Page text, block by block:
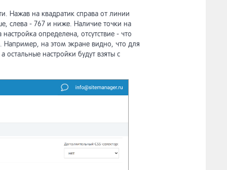
Нажав на квадратик справа от линии
слева - 767 и ниже. Наличие точки на
определена, отсутствие - что
Например, на этом экране видно, что для
остальные настройки будут взяты с